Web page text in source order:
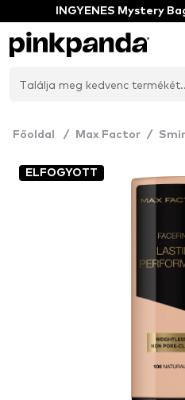
INGYENES Mystery
Főoldal / Max Factor /
ELFOGYOTT